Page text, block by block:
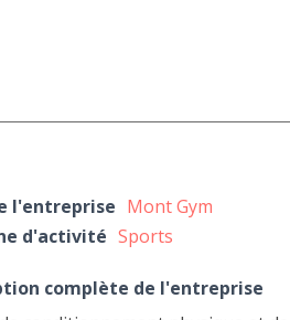
l'entreprise Mont Gym
d'activité Sports
complète de l'entreprise